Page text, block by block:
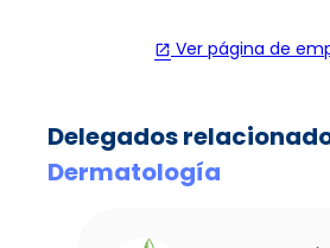
open_in_new Ver página de
Delegados
Dermatología